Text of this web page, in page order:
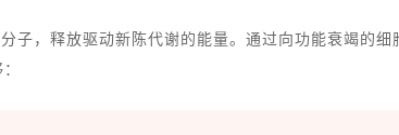
子，释放驱动新陈代谢的能量。通过向功能衰竭的